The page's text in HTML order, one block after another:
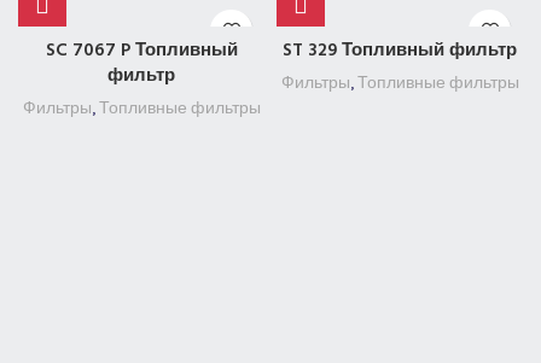
SC 7067 P Топливный
фильтр
Фильтры,Топливные фильтры
ST 329 Топливный фильтр
Фильтры,Топливные фильтры